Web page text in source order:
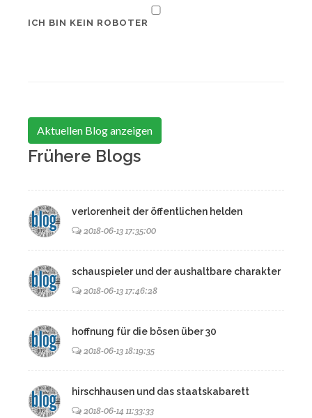
ICH BIN KEIN ROBOTER
Aktuellen Blog anzeigen
Frühere Blogs
verlorenheit der öffentlichen helden
2018-06-13 17:35:00
schauspieler und der aushaltbare charakter
2018-06-13 17:46:28
hoffnung für die bösen über 30
2018-06-13 18:19:35
hirschhausen und das staatskabarett
2018-06-14 11:33:33